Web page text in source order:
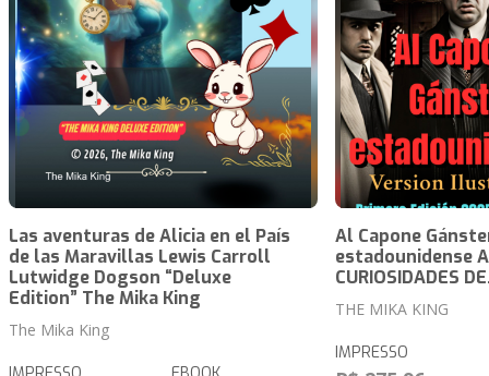
Las aventuras de Alicia en el País
de las Maravillas Lewis Carroll
Lutwidge Dogson “Deluxe
Edition” The Mika King
The Mika King
Al Capone
estadounidense
CURIOSIDADES
THE MIKA KING
IMPRESSO